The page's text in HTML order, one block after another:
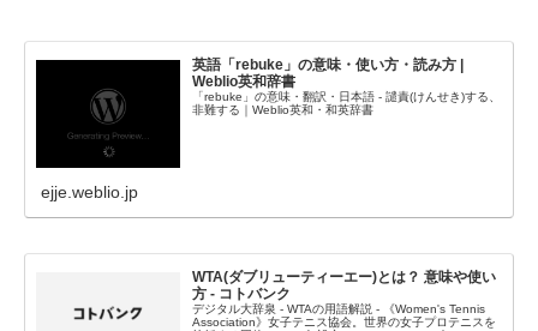
英語「rebuke」の意味・使い方・読み方 |
Weblio英和辞書
「rebuke」の意味・翻訳・日本語 - 譴責(けんせき)する、
非難する｜Weblio英和・和英辞書
ejje.weblio.jp
WTA(ダブリューティーエー)とは？ 意味や使い
方 - コトバンク
デジタル大辞泉 - WTAの用語解説 - 《Women's Tennis
Association》女子テニス協会。世界の女子プロテニスを